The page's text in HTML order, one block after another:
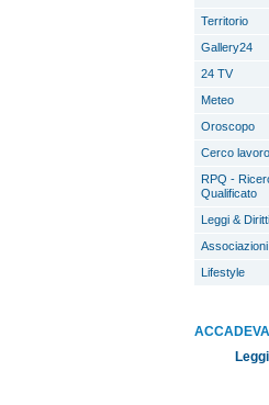
Territorio
Gallery24
24 TV
Meteo
Oroscopo
Cerco lavoro
RPQ -
Qualificato
Leggi & Diritti
Associazioni
Lifestyle